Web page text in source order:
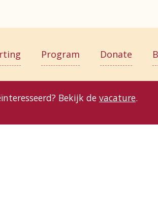
Bekijk de vacature.
Program Donate